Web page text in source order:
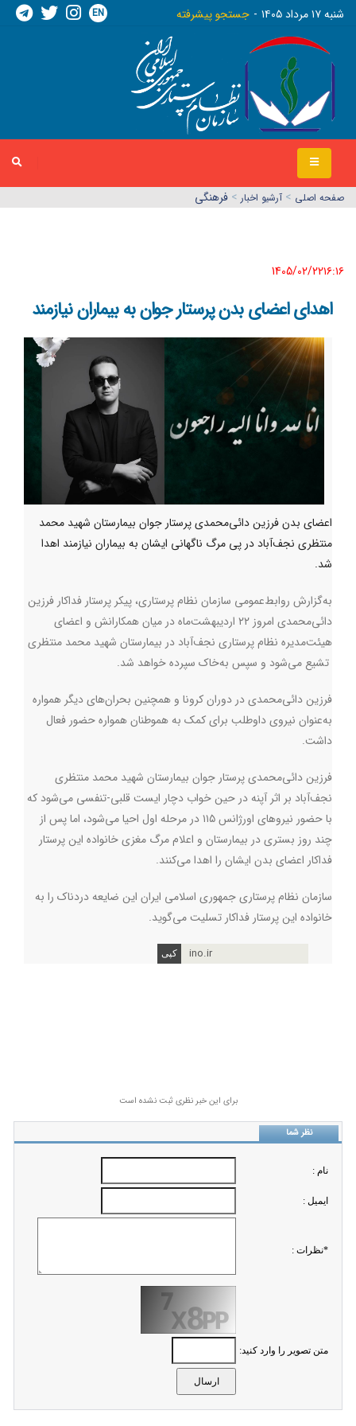
شنبه ١٧ مرداد ١٤٠٥ جستجو پیشرفته EN
صفحه اصلي > آرشیو اخبار > فرهنگی
1405/02/22١٦:١٦
اهدای اعضای بدن پرستار جوان به بیماران نیازمند
اعضای بدن فرزین دائی‌محمدی پرستار جوان بیمارستان شهید محمد
منتظری نجف‌آباد در پی مرگ ناگهانی ایشان به بیماران نیازمند اهدا
شد.
به‌گزارش روابط‌عمومی سازمان نظام پرستاری، پیکر پرستار فداکار فرزین
دائی‌محمدی امروز ۲۲ اردیبهشت‌ماه در میان همکارانش و اعضای
هیئت‌مدیره نظام پرستاری نجف‌آباد در بیمارستان شهید محمد منتظری
تشیع می‌شود و سپس به‌خاک سپرده خواهد شد.
فرزین دائی‌محمدی در دوران کرونا و همچنین بحران‌های دیگر همواره
به‌عنوان نیروی داوطلب برای کمک به هموطنان همواره حضور فعال
داشت.
فرزین دائی‌محمدی پرستار جوان بیمارستان شهید محمد منتظری
نجف‌آباد بر اثر آپنه در حین خواب دچار ایست قلبی-تنفسی می‌شود که
با حضور نیروهای اورژانس ۱۱۵ در مرحله اول احیا می‌شود، اما پس از
چند روز بستری در بیمارستان و اعلام مرگ مغزی خانواده این پرستار
فداکار اعضای بدن ایشان را اهدا می‌کنند.
سازمان نظام پرستاری جمهوری اسلامی ایران این ضایعه دردناک را به
خانواده این پرستار فداکار تسلیت می‌گوید.
ino.ir
برای این خبر نظری ثبت نشده است
نظر شما
نام :
ايميل :
*نظرات :
متن تصویر را وارد کنید: